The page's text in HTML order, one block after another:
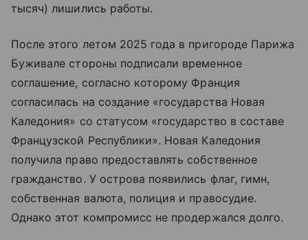
тысяч) лишились работы.
После этого летом 2025 года в пригороде Парижа
Буживале стороны подписали временное
соглашение, согласно которому Франция
согласилась на создание «государства Новая
Каледония» со статусом «государство в составе
Французской Республики». Новая Каледония
получила право предоставлять собственное
гражданство. У острова появились флаг, гимн,
собственная валюта, полиция и правосудие.
Однако этот компромисс не продержался долго.